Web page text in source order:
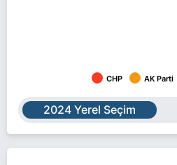
CHP AK Parti
2024 Yerel Seçim